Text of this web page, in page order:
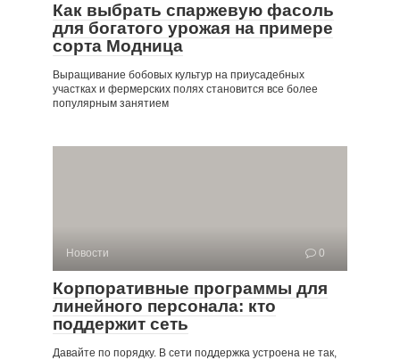
Как выбрать спаржевую фасоль
для богатого урожая на примере
сорта Модница
Выращивание бобовых культур на приусадебных
участках и фермерских полях становится все более
популярным занятием
Новости 0
Корпоративные программы для
линейного персонала: кто
поддержит сеть
Давайте по порядку. В сети поддержка устроена не так,